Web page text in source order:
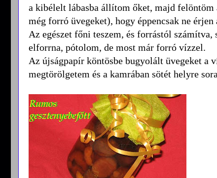
a kibélelt lábasba állítom őket, majd
még forró üvegeket), hogy éppencsak ne érjen
Az egészet főni teszem, és forrástól
elforrna, pótolom, de most már forró vízzel.
Az újságpapír köntösbe bugyolált üvegeket a
megtörölgetem és a kamrában sötét helyre